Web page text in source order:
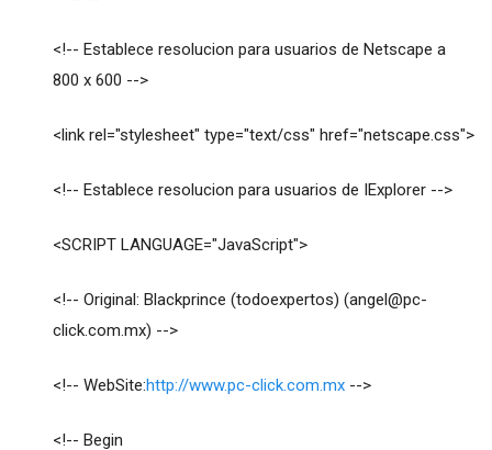
<!-- Establece resolucion para usuarios de Netscape a
800 x 600 -->
<link rel="stylesheet" type="text/css" href="netscape.css">
<!-- Establece resolucion para usuarios de IExplorer -->
<SCRIPT LANGUAGE="JavaScript">
<!-- Original: Blackprince (todoexpertos) (angel@pc-
click.com.mx) -->
<!-- WebSite:http://www.pc-click.com.mx-->
<!-- Begin